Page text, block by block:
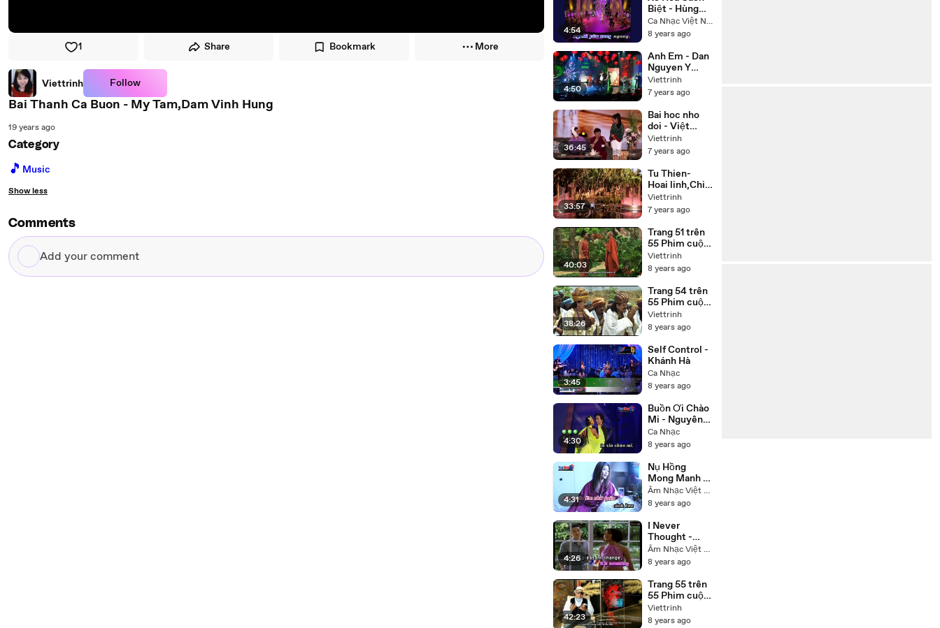
1 Share Bookmark More
Viettrinh Follow
Bai Thanh Ca Buon - My Tam,Dam Vinh Hung
19 years ago
Category
🎵 Music
Show less
Comments
Add
your
4:54
Biệt - Hùng
Linh Hoàng
Lan
Ca Nhạc Việt Nam
8 years ago
4:50
Anh Em - Dan
Nguyen Y
Phung
Viettrinh
7 years ago
36:45
Bai hoc nho
doi - Việt
Hương, Chí
Tài, Thúy Nga,
Viettrinh
7 years ago
33:57
Tu Thien-
Hoai linh,Chi
tai,Trung
Dan,Thuy
Viettrinh
7 years ago
40:03
Trang 51 trên
55 Phim cuộc
đời Đức Phật
Thích Ca
bộ 55 tập lồng
tiếng
Viettrinh
8 years ago
38:26
Trang 54 trên
55 Phim cuộc
đời Đức Phật
Thích Ca
bộ 55 tập lồng
tiếng
Viettrinh
8 years ago
3:45
Self Control -
Khánh Hà
Ca Nhạc
8 years ago
4:30
Buồn Ơi Chào
Mi - Nguyên
Hưng
Ca Nhạc
8 years ago
4:31
Nụ Hồng
Mong Manh -
Tú Quyên
Âm Nhạc Việt Nam
8 years ago
4:26
I Never
Thought -
Nhạc Ngoại -
Trish Thùy
Âm Nhạc Việt Nam
8 years ago
42:23
Trang 55 trên
55 Phim cuộc
đời Đức Phật
Thích Ca
Viettrinh
8 years ago